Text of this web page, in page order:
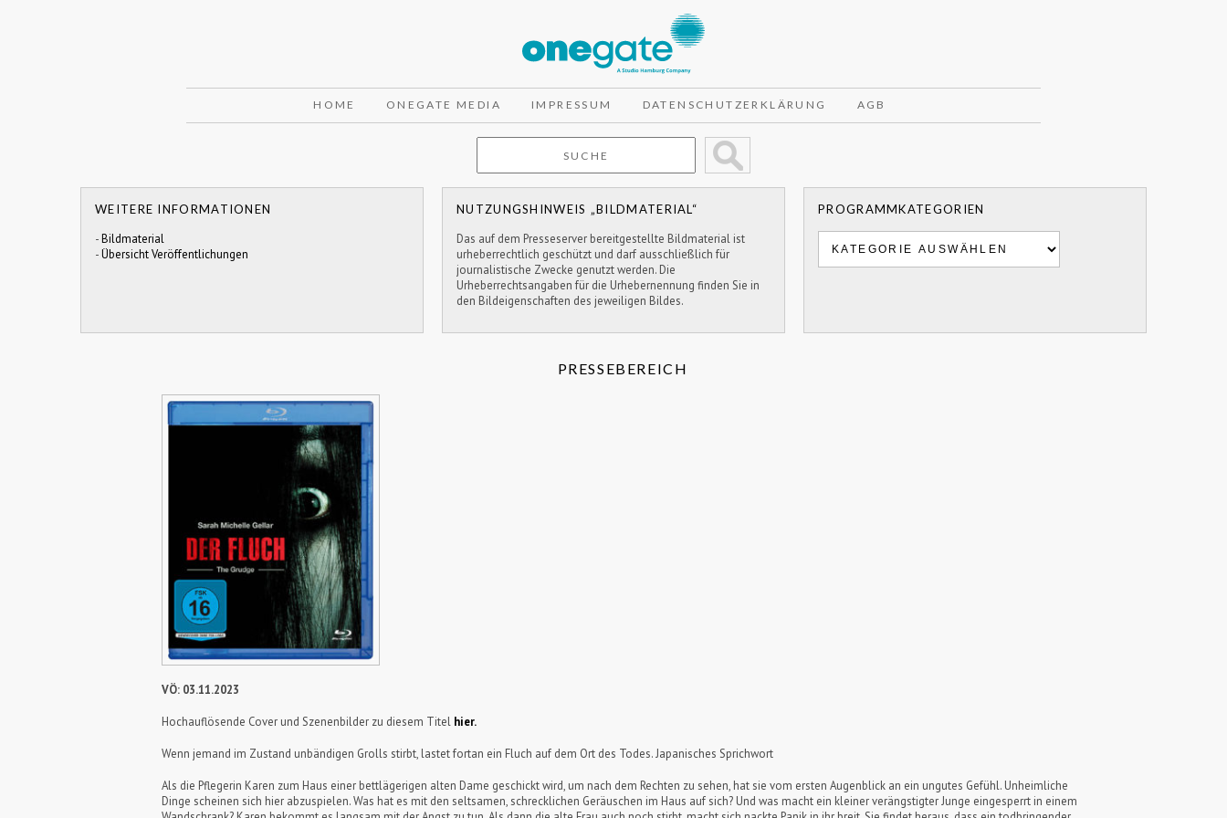
HOME ONEGATE MEDIA IMPRESSUM DATENSCHUTZERKLÄRUNG AGB
WEITERE INFORMATIONEN
-Bildmaterial
-Übersicht Veröffentlichungen
NUTZUNGSHINWEIS „BILDMATERIAL“
Das auf dem Presseserver bereitgestellte Bildmaterial ist
urheberrechtlich geschützt und darf ausschließlich für
journalistische Zwecke genutzt werden. Die
Urheberrechtsangaben für die Urhebernennung finden Sie in
den Bildeigenschaften des jeweiligen Bildes.
PROGRAMMKATEGORIEN
PRESSEBEREICH
VÖ: 03.11.2023
Hochauflösende Cover und Szenenbilder zu diesem Titel hier.
Wenn jemand im Zustand unbändigen Grolls stirbt, lastet fortan ein Fluch auf dem Ort des Todes. Japanisches Sprichwort
Als die Pflegerin Karen zum Haus einer bettlägerigen alten Dame geschickt wird, um nach dem Rechten zu sehen, hat sie vom ersten Augenblick an ein ungutes Gefühl. Unheimliche
Dinge scheinen sich hier abzuspielen. Was hat es mit den seltsamen, schrecklichen Geräuschen im Haus auf sich? Und was macht ein kleiner verängstigter Junge eingesperrt in einem